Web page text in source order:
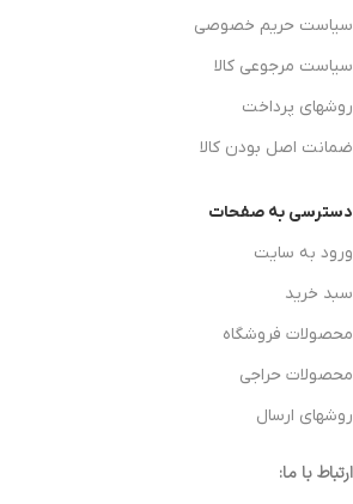
سیاست حریم خصوصی
سیاست مرجوعی کالا
روشهای پرداخت
ضمانت اصل بودن کالا
دسترسی به صفحات
ورود به سایت
سبد خرید
محصولات فروشگاه
محصولات حراجی
روشهای ارسال
ارتباط با ما: